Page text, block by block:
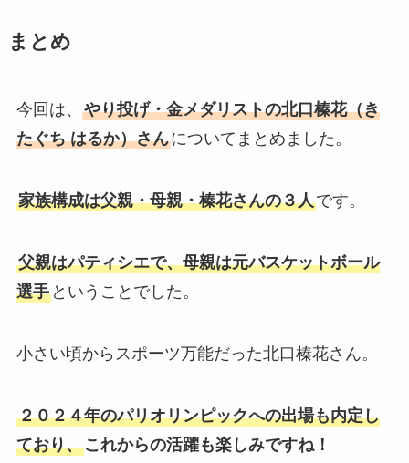
まとめ
今回は、 やり投げ・金メダリストの北口榛花（き
たぐち はるか）さんについてまとめました。
家族構成は父親・母親・榛花さんの３人です。
父親はパティシエで、母親は元バスケットボール
選手ということでした。
小さい頃からスポーツ万能だった北口榛花さん。
２０２４年のパリオリンピックへの出場も内定し
ており、これからの活躍も楽しみですね！